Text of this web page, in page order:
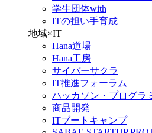
学生団体with
ITの担い手育成
地域×IT
Hana道場
Hana工房
サイバーサクラ
IT推進フォーラム
ハッカソン・プログラ
商品開発
ITブートキャンプ